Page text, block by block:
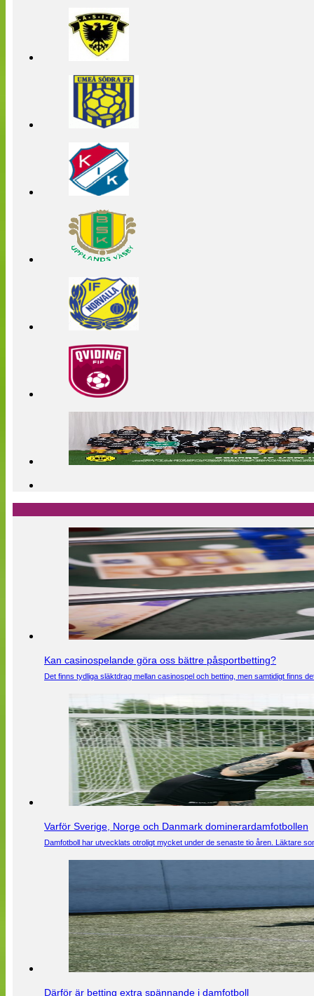
Kan casinospelande göra oss bättre påsportbetting?
Det finns tydliga släktdrag mellan casinospel och betting, men samtidigt finns
Varför Sverige, Norge och Danmark dominerardamfotbollen
Damfotboll har utvecklats otroligt mycket under de senaste tio åren. Läktare
Därför är betting extra spännande i damfotboll